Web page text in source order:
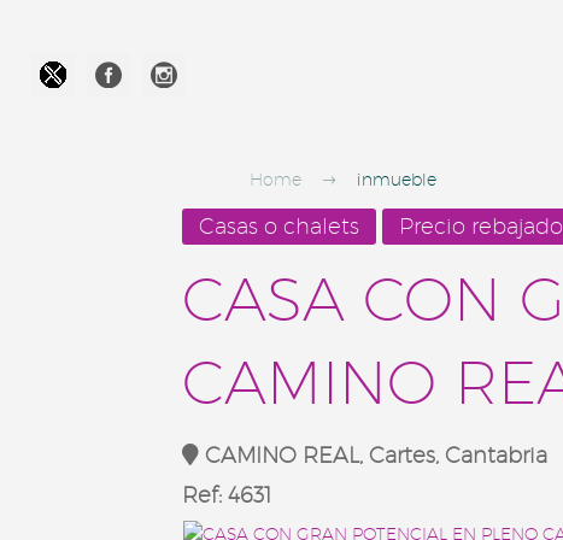

 

Home inmueble
Casas o chalets Precio rebajado
CASA CON
CAMINO
CAMINO REAL, Cartes, Cantabria
Ref:4631